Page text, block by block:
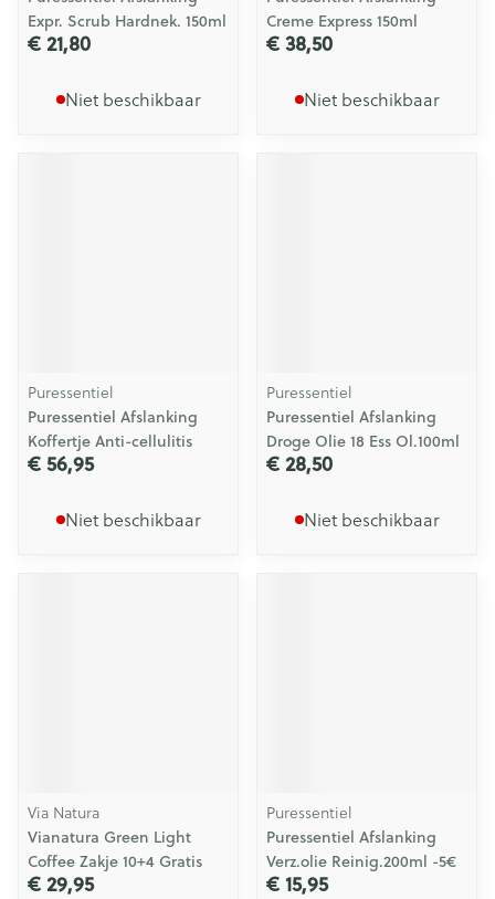
Expr. Scrub Hardnek. 150ml
€ 21,80
Niet beschikbaar
Creme Express 150ml
€ 38,50
Niet beschikbaar
Puressentiel
Puressentiel Afslanking
Koffertje Anti-cellulitis
€ 56,95
Niet beschikbaar
Puressentiel
Puressentiel Afslanking
Droge Olie 18 Ess Ol.100ml
€ 28,50
Niet beschikbaar
Via Natura
Vianatura Green Light
Coffee Zakje 10+4 Gratis
€ 29,95
Puressentiel
Puressentiel Afslanking
Verz.olie Reinig.200ml -5€
€ 15,95